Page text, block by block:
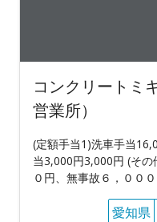
コンクリートミ
営業所）
(定額手当1)洗車手当
当3,000円3,000円 (そ
０円、無事故６，００
愛知県